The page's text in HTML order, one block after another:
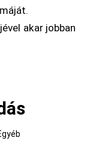
akar jobban